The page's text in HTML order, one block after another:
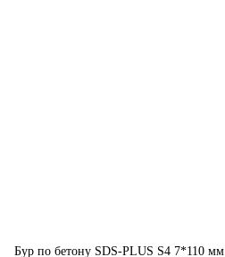
Бур по бетону SDS-PLUS S4 7*110 мм